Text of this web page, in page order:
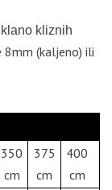
kliznih
8mm (kaljeno) ili
350
cm
375
cm
400
cm